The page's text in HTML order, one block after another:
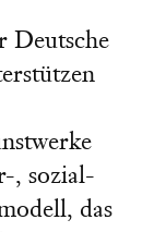
Deutsche
, sozial-
das